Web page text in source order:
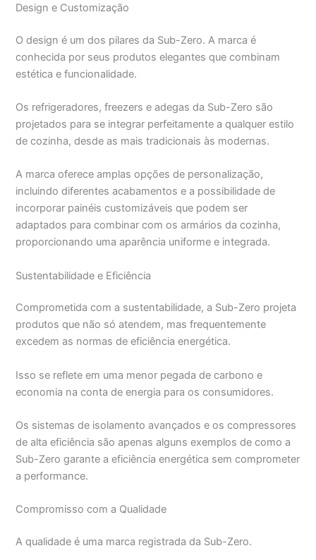
Design e Customização
O design é um dos pilares da Sub-Zero. A marca é
conhecida por seus produtos elegantes que combinam
estética e funcionalidade.
Os refrigeradores, freezers e adegas da Sub-Zero são
projetados para se integrar perfeitamente a qualquer estilo
de cozinha, desde as mais tradicionais às modernas.
A marca oferece amplas opções de personalização,
incluindo diferentes acabamentos e a possibilidade de
incorporar painéis customizáveis que podem ser
adaptados para combinar com os armários da cozinha,
proporcionando uma aparência uniforme e integrada.
Sustentabilidade e Eficiência
Comprometida com a sustentabilidade, a Sub-Zero projeta
produtos que não só atendem, mas frequentemente
excedem as normas de eficiência energética.
Isso se reflete em uma menor pegada de carbono e
economia na conta de energia para os consumidores.
Os sistemas de isolamento avançados e os compressores
de alta eficiência são apenas alguns exemplos de como a
Sub-Zero garante a eficiência energética sem comprometer
a performance.
Compromisso com a Qualidade
A qualidade é uma marca registrada da Sub-Zero.